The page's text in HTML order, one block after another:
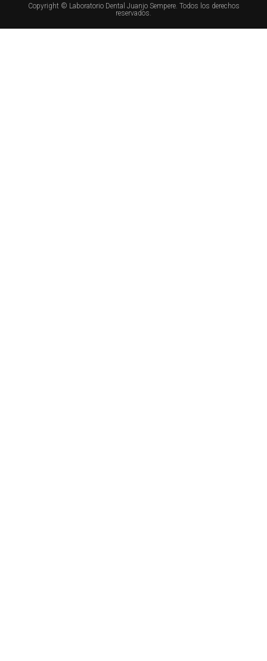
Copyright © Laboratorio Dental Juanjo Sempere. Todos los derechos
reservados.